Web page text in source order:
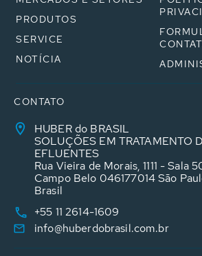
PRODUTOS
SERVICE
NOTÍCIA
CONTATO
HUBER do BRASIL
SOLUÇÕES EM TRATAMENTO
EFLUENTES
Rua Vieira de Morais, 1111 - Sala
Campo Belo 046177014 São
Brasil
+55 11 2614-1609
info@huberdobrasil.com.br